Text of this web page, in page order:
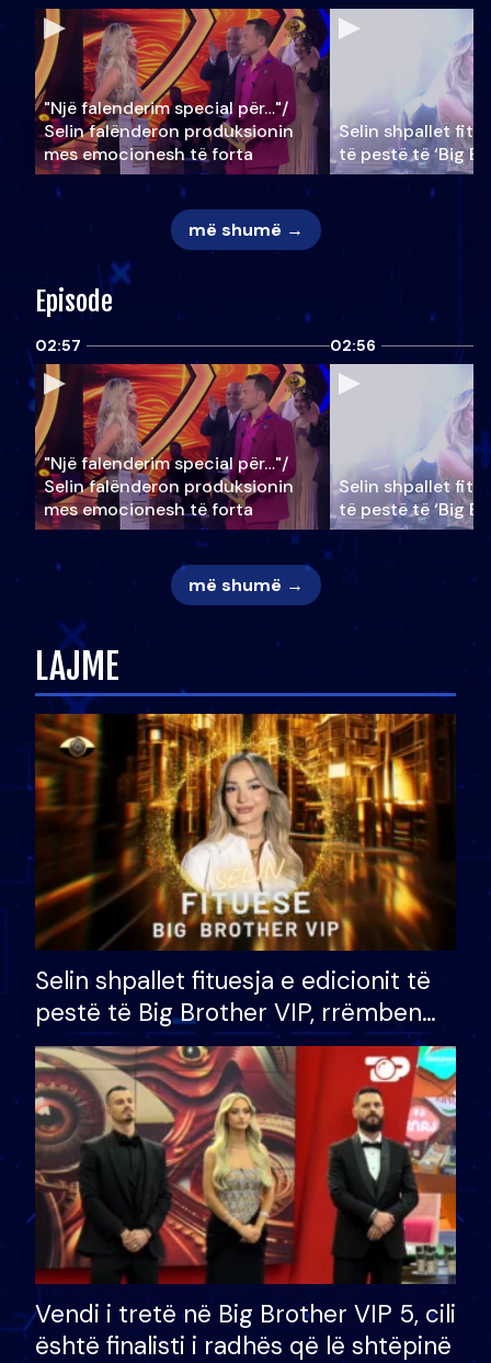
"Një falenderim special për…"/
Selin falënderon produksionin
mes emocionesh të forta
Selin shpallet
të pestë të ‘Big
më shumë →
Episode
02:57
"Një falenderim special për…"/
Selin falënderon produksionin
mes emocionesh të forta
02:56
Selin shpallet
të pestë të ‘Big
më shumë →
LAJME
Selin shpallet fituesja e edicionit të
pestë të Big Brother VIP, rrëmben
çmimin e madh prej 100 mijë eurosh
Vendi i tretë në Big Brother VIP 5, cili
është finalisti i radhës që lë shtëpinë